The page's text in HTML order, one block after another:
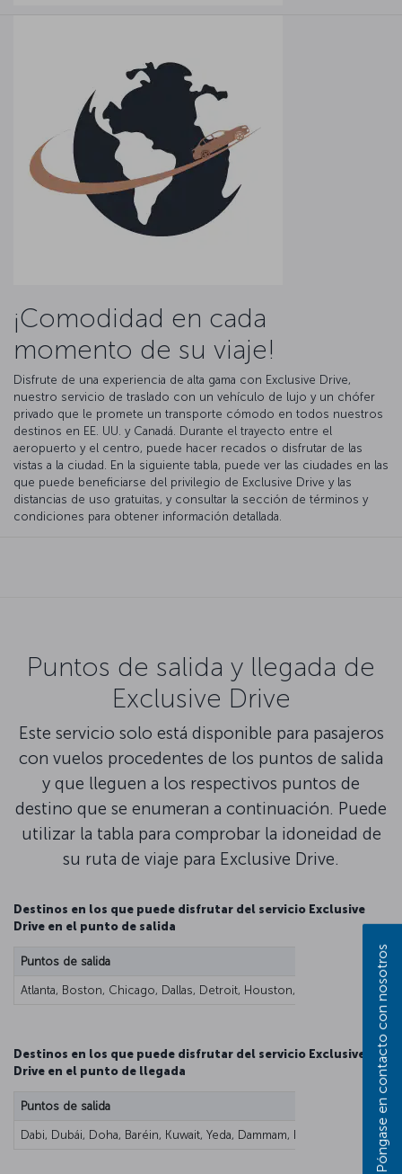
¡Comodidad en cada
momento de su viaje!
Disfrute de una experiencia de alta gama con Exclusive Drive,
nuestro servicio de traslado con un vehículo de lujo y un chófer
privado que le promete un transporte cómodo en todos nuestros
destinos en EE. UU. y Canadá. Durante el trayecto entre el
aeropuerto y el centro, puede hacer recados o disfrutar de las
vistas a la ciudad. En la siguiente tabla, puede ver las ciudades en las
que puede beneficiarse del privilegio de Exclusive Drive y las
distancias de uso gratuitas, y consultar la sección de términos y
condiciones para obtener información detallada.
Puntos de salida y llegada de
Exclusive Drive
Este servicio solo está disponible para pasajeros
con vuelos procedentes de los puntos de salida
y que lleguen a los respectivos puntos de
destino que se enumeran a continuación. Puede
utilizar la tabla para comprobar la idoneidad de
su ruta de viaje para Exclusive Drive.
Destinos en los que puede disfrutar del servicio Exclusive
Drive en el punto de salida
Puntos de salida
Atlanta, Boston, Chicago, Dallas, Detroit, Houston, Los Ángeles,
Destinos en los que puede disfrutar del servicio Exclusive
Drive en el punto de llegada
Puntos de salida
Dabi, Dubái, Doha, Baréin, Kuwait, Yeda, Dammam, Riad, Beirut, Póngase en contacto con nosotros